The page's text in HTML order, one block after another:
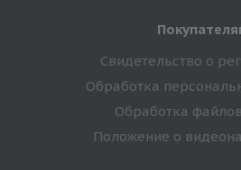
Свидетельство о
Обработка
Обработка
Положение о